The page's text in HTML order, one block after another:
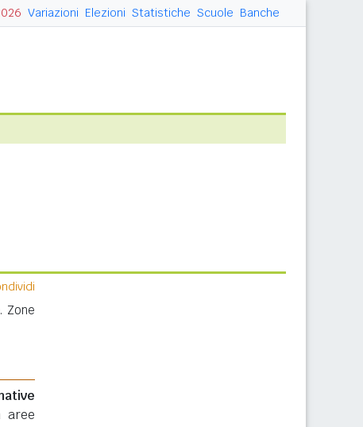
Variazioni Elezioni Statistiche Scuole Banche
Zone
aree